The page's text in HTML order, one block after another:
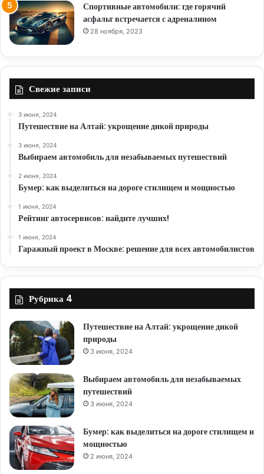
Спортивные автомобили: где горячий
асфальт встречается с адреналином
28 ноября, 2023
Свежие записи
3 июня, 2024
Путешествие на Алтай: укрощение дикой природы
3 июня, 2024
Выбираем автомобиль для незабываемых путешествий
2 июня, 2024
Бумер: как выделиться на дороге стилищем и мощностью
1 июня, 2024
Рейтинг автосервисов: найдите лучших!
1 июня, 2024
Гаражный проект в Москве: решение для всех автомобилистов
Рубрика 4
Путешествие на Алтай: укрощение дикой
природы
3 июня, 2024
Выбираем автомобиль для незабываемых
путешествий
3 июня, 2024
Бумер: как выделиться на дороге стилищем и
мощностью
2 июня, 2024